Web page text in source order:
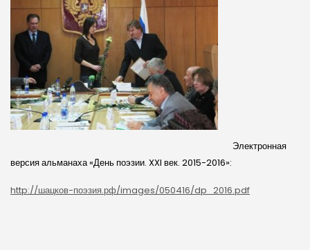
Электронная
версия альманаха «День поэзии. XXI век. 2015-2016»:
http://шацков-поэзия.рф/images/050416/dp_2016.pdf